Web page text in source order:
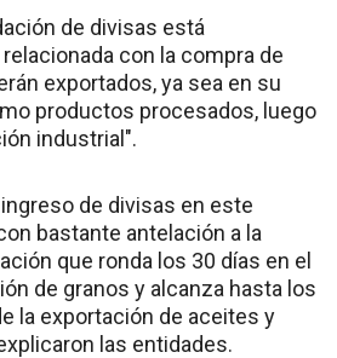
de divisas está
con la compra de
exportados, ya sea en su
productos procesados, luego
industrial".
de divisas en este
bastante antelación a la
que ronda los 30 días en el
de granos y alcanza hasta los
la exportación de aceites y
las entidades.